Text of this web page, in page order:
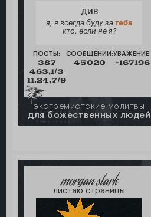
ДИВ
я, я всегда буду за тебя
кто, если не я?
ПОСТЫ:
387
463,1/3
11.24,7/9
СООБЩЕНИЙ:
45020
УВАЖЕНИЕ:
+167196
экстремистские молитвы
для божественных людей
morgan stark
листаю страницы